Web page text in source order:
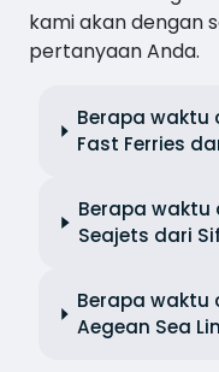
kami akan dengan
pertanyaan Anda.
Berapa waktu
Fast Ferries
Berapa waktu
Seajets dari
Berapa waktu
Aegean Sea